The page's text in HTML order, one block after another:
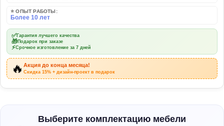
⭐ ОПЫТ РАБОТЫ:
Более 10 лет
✅Гарантия лучшего качества
🎁 Подарок при заказе
⚡Срочное изготовление за 7 дней
🔥Акция до конца месяца!
Скидка 15% + дизайн-проект в подарок
Выберите комплектацию мебели